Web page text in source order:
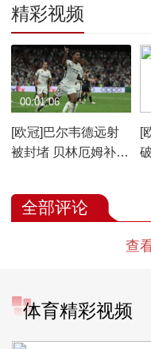
精彩视频
[欧冠]巴尔韦德远射
被封堵 贝林厄姆补射
00:01:06
[
全部评论
查
体育精彩视频